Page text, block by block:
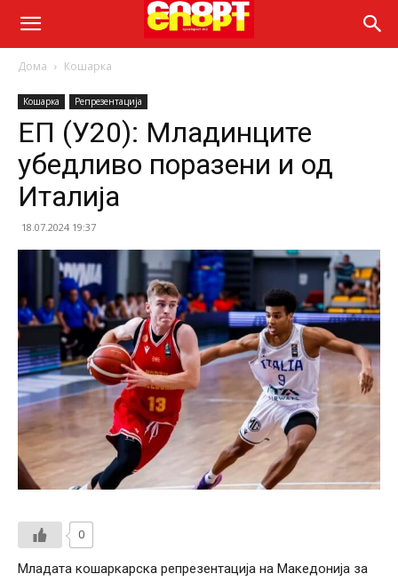
Дома Кошарка
Кошарка Репрезентација
ЕП (У20): Младинците
убедливо поразени и од
Италија
18.07.2024 19:37
0
Младата кошаркарска репрезентација на Македонија за